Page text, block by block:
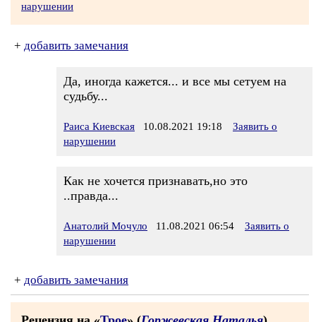
нарушении
+ добавить замечания
Да, иногда кажется... и все мы сетуем на
судьбу...
Раиса Киевская 10.08.2021 19:18
Заявить о
нарушении
Как не хочется признавать,но это
..правда...
Анатолий Мочуло 11.08.2021 06:54
Заявить о
нарушении
+ добавить замечания